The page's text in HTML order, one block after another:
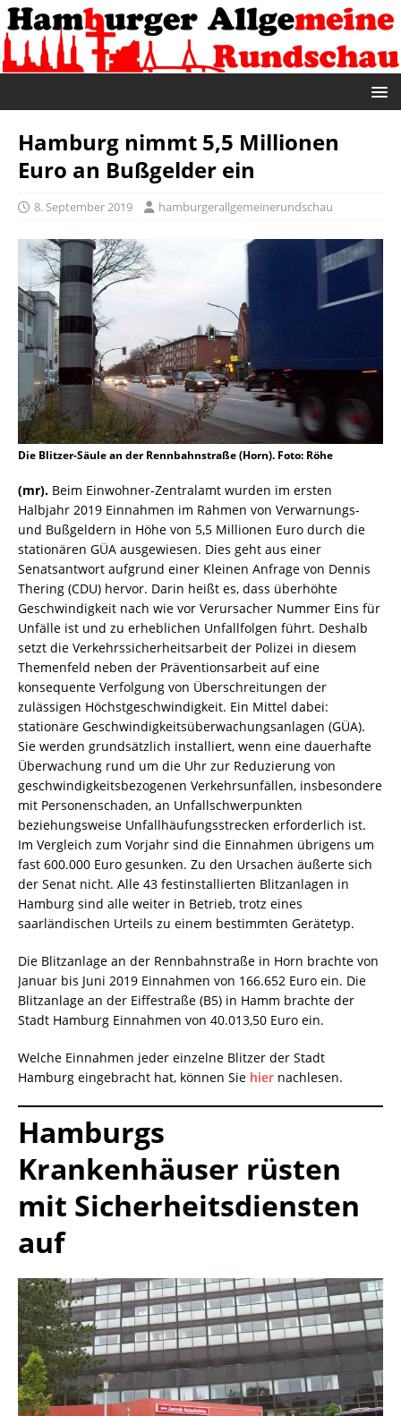
Hamburg nimmt 5,5 Millionen
Euro an Bußgelder ein
8. September 2019 hamburgerallgemeinerundschau
Die Blitzer-Säule an der Rennbahnstraße (Horn). Foto: Röhe
(mr). Beim Einwohner-Zentralamt wurden im ersten
Halbjahr 2019 Einnahmen im Rahmen von Verwarnungs-
und Bußgeldern in Höhe von 5,5 Millionen Euro durch die
stationären GÜA ausgewiesen. Dies geht aus einer
Senatsantwort aufgrund einer Kleinen Anfrage von Dennis
Thering (CDU) hervor. Darin heißt es, dass überhöhte
Geschwindigkeit nach wie vor Verursacher Nummer Eins für
Unfälle ist und zu erheblichen Unfallfolgen führt. Deshalb
setzt die Verkehrssicherheitsarbeit der Polizei in diesem
Themenfeld neben der Präventionsarbeit auf eine
konsequente Verfolgung von Überschreitungen der
zulässigen Höchstgeschwindigkeit. Ein Mittel dabei:
stationäre Geschwindigkeitsüberwachungsanlagen (GÜA).
Sie werden grundsätzlich installiert, wenn eine dauerhafte
Überwachung rund um die Uhr zur Reduzierung von
geschwindigkeitsbezogenen Verkehrsunfällen, insbesondere
mit Personenschaden, an Unfallschwerpunkten
beziehungsweise Unfallhäufungsstrecken erforderlich ist.
Im Vergleich zum Vorjahr sind die Einnahmen übrigens um
fast 600.000 Euro gesunken. Zu den Ursachen äußerte sich
der Senat nicht. Alle 43 festinstallierten Blitzanlagen in
Hamburg sind alle weiter in Betrieb, trotz eines
saarländischen Urteils zu einem bestimmten Gerätetyp.
Die Blitzanlage an der Rennbahnstraße in Horn brachte von
Januar bis Juni 2019 Einnahmen von 166.652 Euro ein. Die
Blitzanlage an der Eiffestraße (B5) in Hamm brachte der
Stadt Hamburg Einnahmen von 40.013,50 Euro ein.
Welche Einnahmen jeder einzelne Blitzer der Stadt
Hamburg eingebracht hat, können Sie hier nachlesen.
Hamburgs
Krankenhäuser rüsten
mit Sicherheitsdiensten
auf